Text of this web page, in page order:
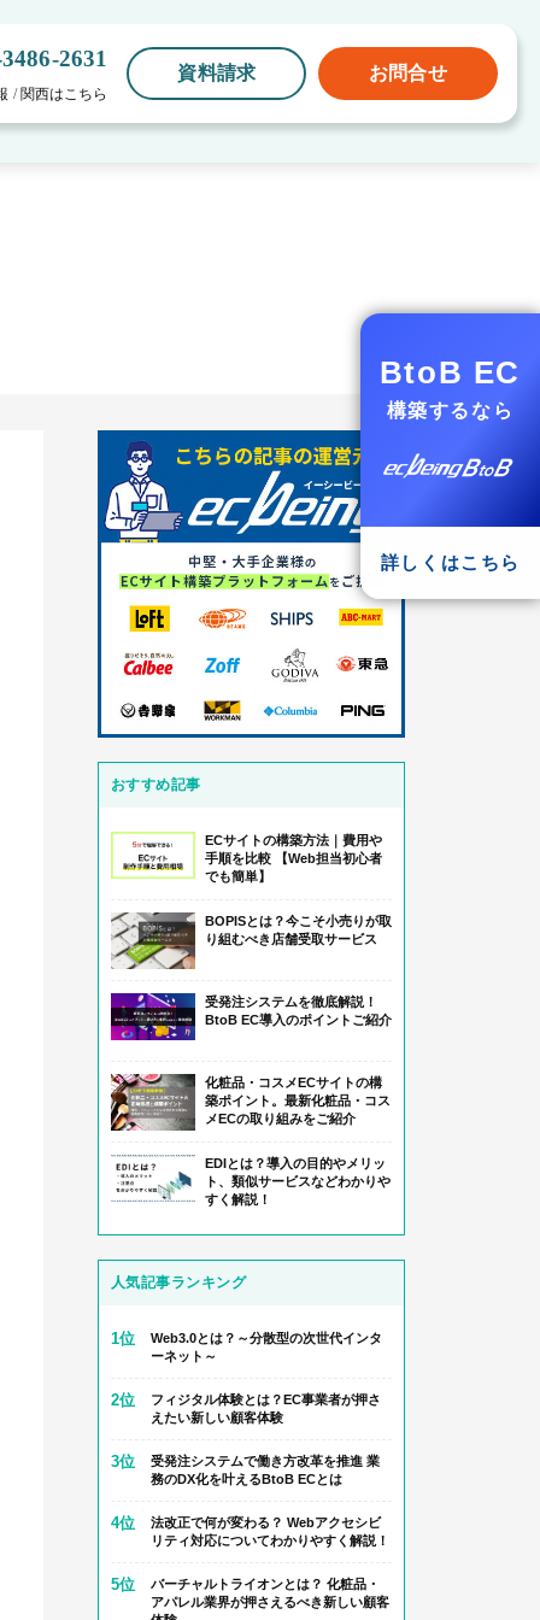
2631
/ 関西はこちら
資料請求 お問合せ
BtoB EC
構築するなら
詳しくはこちら
おすすめ記事
ECサイトの構築方法｜費用や
手順を比較 【Web担当初心者
でも簡単】
BOPISとは？今こそ小売りが取
り組むべき店舗受取サービス
受発注システムを徹底解説！
BtoB EC導入のポイントご紹介
化粧品・コスメECサイトの構
築ポイント。最新化粧品・コス
メECの取り組みをご紹介
EDIとは？導入の目的やメリッ
ト、類似サービスなどわかりや
すく解説！
人気記事ランキング
1位
Web3.0とは？～分散型の次世代インタ
ーネット～
2位
フィジタル体験とは？EC事業者が押さ
えたい新しい顧客体験
3位
受発注システムで働き方改革を推進 業
務のDX化を叶えるBtoB ECとは
4位
法改正で何が変わる？ Webアクセシビ
リティ対応についてわかりやすく解説！
5位
バーチャルトライオンとは？ 化粧品・
アパレル業界が押さえるべき新しい顧客